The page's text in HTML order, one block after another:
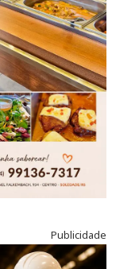
Publicidade